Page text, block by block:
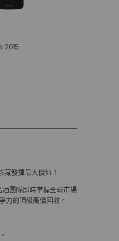
2015
藏發揮最大價值！
團隊即時掌握全球市場
力的頂級高價回收。